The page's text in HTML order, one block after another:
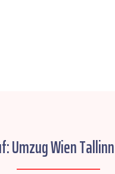
Umzug Wien